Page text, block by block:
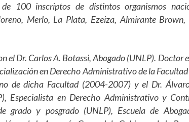
100 inscriptos de distintos organismos
Merlo, La Plata, Ezeiza, Almirante
el Dr. Carlos A. Botassi, Abogado (UNLP). Doctor
en Derecho Administrativo de la
de dicha Facultad (2004-2007) y el Dr.
Especialista en Derecho Administrativo y
grado y posgrado (UNLP), Escuela de